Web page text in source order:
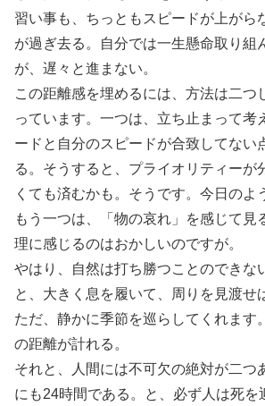
習い事も、ちっともスピードが上がら
が過ぎ去る。自分では一生懸命取り組
が、遅々と進まない。
この距離感を埋めるには、方法は二つ
っています。一つは、立ち止まって考
ードと自分のスピードが合致してない
る。そうすると、プライオリティーが
くても済むかも。そうです。今日のよ
もう一つは、「物の哀れ」を感じて見
理に感じるのはおかしいのですが。
やはり、自然は打ち勝つことのできな
と、大きく息を履いて、周りを見渡せ
ただ、静かに季節を巡らしてくれます
の距離が計れる。
それと、人間には不可欠の絶対が二つ
にも24時間である。と、必ず人は死を